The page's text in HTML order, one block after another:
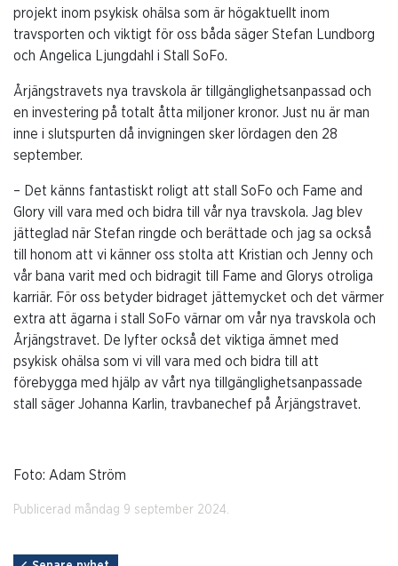
projekt inom psykisk ohälsa som är högaktuellt inom
travsporten och viktigt för oss båda säger Stefan Lundborg
och Angelica Ljungdahl i Stall SoFo.
Årjängstravets nya travskola är tillgänglighetsanpassad och
en investering på totalt åtta miljoner kronor. Just nu är man
inne i slutspurten då invigningen sker lördagen den 28
september.
–
Det känns fantastiskt roligt att stall SoFo och Fame and
Glory vill vara med och bidra till vår nya travskola. Jag blev
jätteglad när Stefan ringde och berättade och jag sa också
till honom att vi känner oss stolta att Kristian och Jenny och
vår bana varit med och bidragit till Fame and Glorys otroliga
karriär. För oss betyder bidraget jättemycket och det värmer
extra att ägarna i stall SoFo värnar om vår nya travskola och
Årjängstravet. De lyfter också det viktiga ämnet med
psykisk ohälsa som vi vill vara med och bidra till att
förebygga med hjälp av vårt nya tillgänglighetsanpassade
stall säger Johanna Karlin, travbanechef på Årjängstravet.
Foto: Adam Ström
Publicerad måndag 9 september 2024.